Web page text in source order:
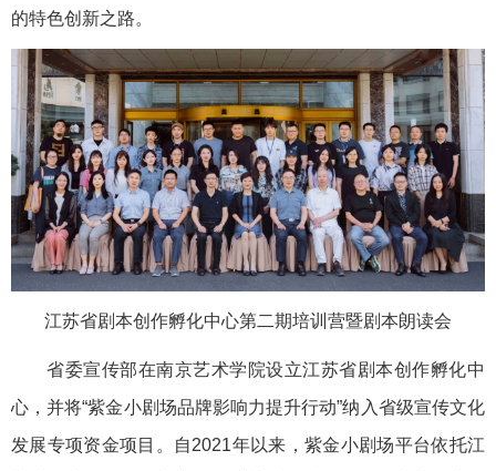
的特色创新之路。
江苏省剧本创作孵化中心第二期培训营暨剧本朗读会
省委宣传部在南京艺术学院设立江苏省剧本创作孵化中
心，并将“紫金小剧场品牌影响力提升行动”纳入省级宣传文化
发展专项资金项目。自2021年以来，紫金小剧场平台依托江